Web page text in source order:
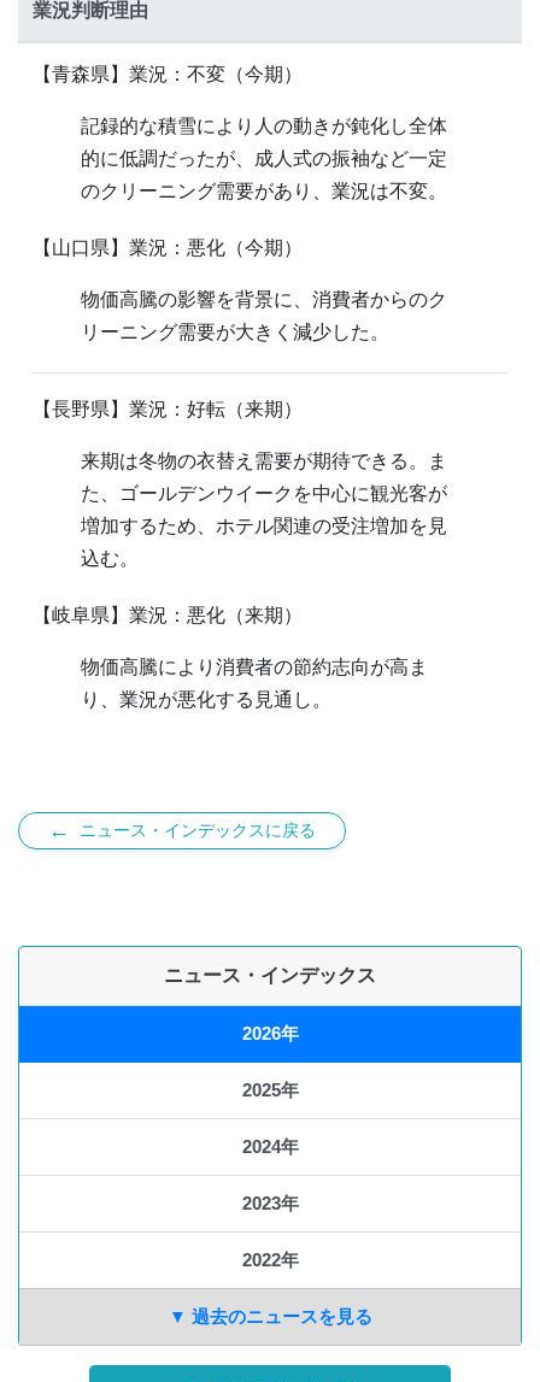
業況判断理由
【青森県】業況：不変（今期）
記録的な積雪により人の動きが鈍化し全体
的に低調だったが、成人式の振袖など一定
のクリーニング需要があり、業況は不変。
【山口県】業況：悪化（今期）
物価高騰の影響を背景に、消費者からのク
リーニング需要が大きく減少した。
【長野県】業況：好転（来期）
来期は冬物の衣替え需要が期待できる。ま
た、ゴールデンウイークを中心に観光客が
増加するため、ホテル関連の受注増加を見
込む。
【岐阜県】業況：悪化（来期）
物価高騰により消費者の節約志向が高ま
り、業況が悪化する見通し。
← ニュース・インデックスに戻る
ニュース・インデックス
2026年
2025年
2024年
2023年
2022年
▼ 過去のニュースを見る